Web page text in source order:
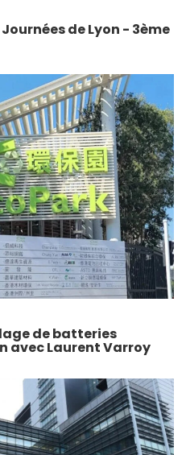
Journées de Lyon - 3ème
de batteries
avec Laurent Varroy